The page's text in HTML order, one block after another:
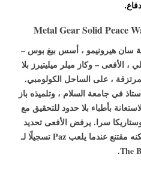
Metal Gear Solid Peace
سان هيرونيمو ، أسس بيغ بوس –
الأفعى – وكاز ميلر ميليتيرز بلا
، على الساحل الكولومبي.
في جامعة السلام ، وتلميذه باز
بأطباء بلا حدود للتحقيق مع
سرا. يرفض الأفعى تحديد
Galvez على أنه عميل KGB ، لكنه مقتنع عندما يلعب Paz تسجيلًا لـ
The